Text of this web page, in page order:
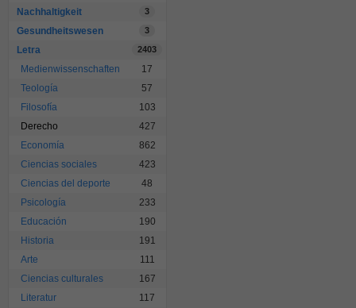
Nachhaltigkeit 3
Gesundheitswesen 3
Letra 2403
Medienwissenschaften
17
Teología
57
Filosofía
103
Derecho
427
Economía
862
Ciencias sociales
423
Ciencias del deporte
48
Psicología
233
Educación
190
Historia
191
Arte
111
Ciencias culturales
167
Literatur
117